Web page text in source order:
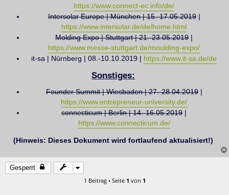
https://www.connect-ec.info/de/
Intersolar Europe | München | 15.-17.05.2019|
https://www.intersolar.de/de/home.html
Molding Expo | Stuttgart | 21.-23.05.2019|
https://www.messe-stuttgart.de/moulding-expo/
it-sa | Nürnberg | 08.-10.10.2019 | https://www.it-sa.de/de
Sonstiges:
Founder Summit | Wiesbaden | 27.-28.04.2019|
https://www.entrepreneur-university.de/
connecticum | Berlin | 14.-16.05.2019|
https://www.connecticum.de/
(Hinweis: Dieses Dokument wird fortlaufend aktualisiert!)
Gesperrt
1 Beitrag • Seite 1 von 1